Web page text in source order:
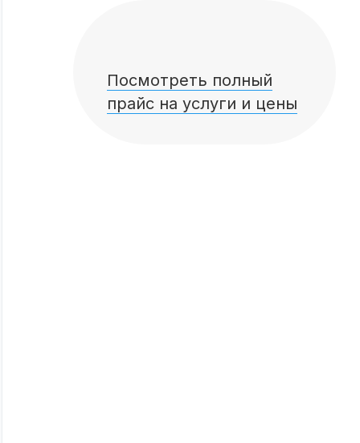
Посмотреть полный
прайс на услуги и цены